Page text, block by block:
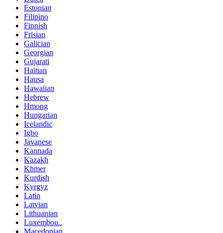
Estonian
Filipino
Finnish
Frisian
Galician
Georgian
Gujarati
Haitian
Hausa
Hawaiian
Hebrew
Hmong
Hungarian
Icelandic
Igbo
Javanese
Kannada
Kazakh
Khmer
Kurdish
Kyrgyz
Latin
Latvian
Lithuanian
Luxembou..